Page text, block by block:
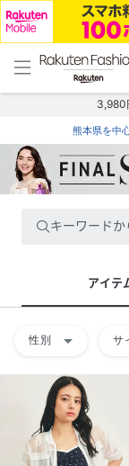
menu home
トップ
3,980
熊本県を中
キーワードか
アイテ
性別 arrow_drop_down サ